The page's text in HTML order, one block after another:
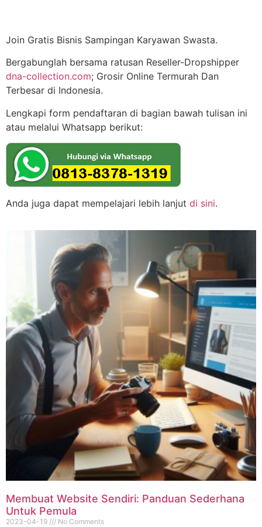
Join Gratis Bisnis Sampingan Karyawan Swasta.
Bergabunglah bersama ratusan Reseller-Dropshipper
dna-collection.com; Grosir Online Termurah Dan
Terbesar di Indonesia.
Lengkapi form pendaftaran di bagian bawah tulisan ini
atau melalui Whatsapp berikut:
Anda juga dapat mempelajari lebih lanjut di sini.
Membuat Website Sendiri: Panduan Sederhana
Untuk Pemula
2023-04-19 No Comments